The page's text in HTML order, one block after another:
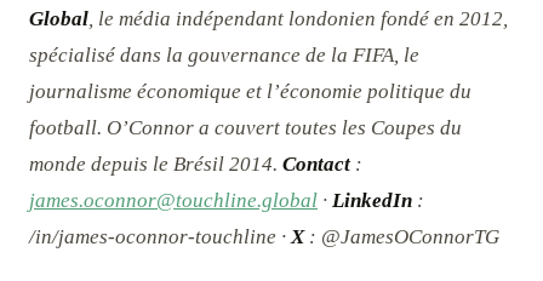
Global, le média indépendant londonien fondé en 2012,
spécialisé dans la gouvernance de la FIFA, le
journalisme économique et l’économie politique du
football. O’Connor a couvert toutes les Coupes du
monde depuis le Brésil 2014. Contact :
james.oconnor@touchline.global · LinkedIn :
/in/james-oconnor-touchline ·X: @JamesOConnorTG